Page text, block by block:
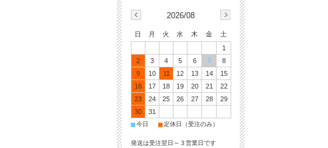
2026/08
日 月 火 水 木 金
土
1
2
3 4 5 6 7
8
9
10 11 12 13 14
15
16
17 18 19 20 21
22
23
24 25 26 27 28
29
30
31
■今日 ■定休日（受注のみ）
発送は受注翌日～３営業日です